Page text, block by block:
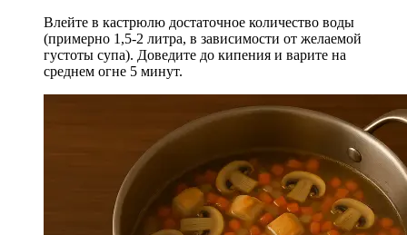
Влейте в кастрюлю достаточное количество воды
(примерно 1,5-2 литра, в зависимости от желаемой
густоты супа). Доведите до кипения и варите на
среднем огне 5 минут.